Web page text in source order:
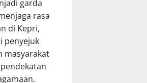
garda
rasa
di Kepri,
penyejuk
masyarakat